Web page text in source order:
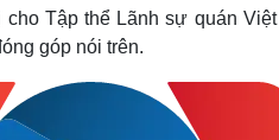
Tập thể Lãnh sự quán
góp nói trên.